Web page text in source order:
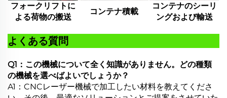
フォークリフトに
よる荷物の搬送
コンテナ積載
コンテナのシーリ
ングおよび輸送
よくある質問
Q1：この機械について全く知識がありません。どの種類
の機械を選べばよいでしょうか？
A1：CNCレーザー機械で加工したい材料を教えてくださ